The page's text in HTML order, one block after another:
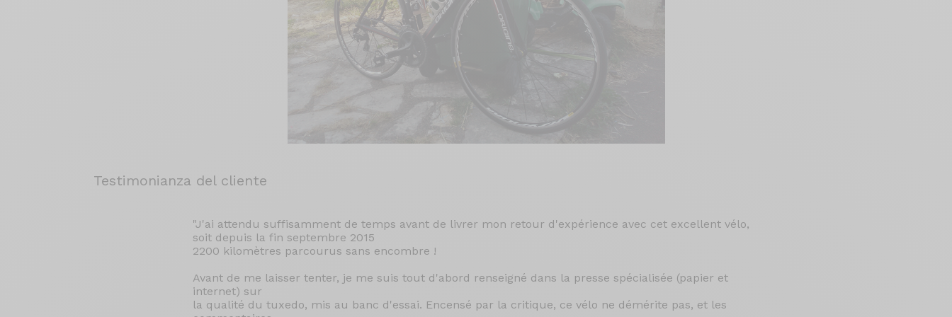
Testimonianza del cliente
"J'ai attendu suffisamment de temps avant de livrer mon retour d'expérience avec cet excellent vélo,
soit depuis la fin septembre 2015
2200 kilomètres parcourus sans encombre !
Avant de me laisser tenter, je me suis tout d'abord renseigné dans la presse spécialisée (papier et
internet) sur
la qualité du tuxedo, mis au banc d'essai. Encensé par la critique, ce vélo ne démérite pas, et les